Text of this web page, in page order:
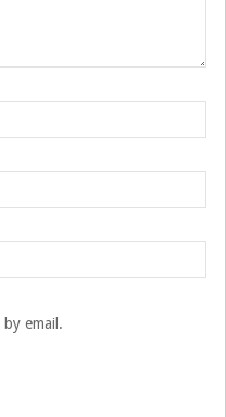
email.